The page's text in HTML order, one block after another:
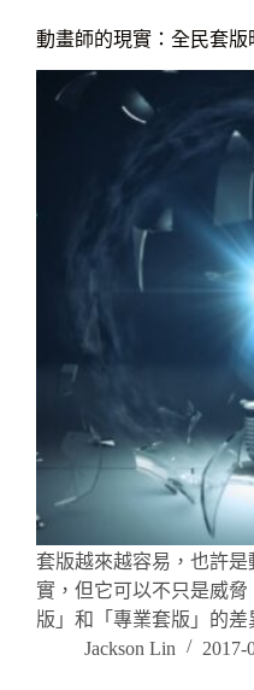
動畫師的現實：全民套版
套版越來越容易，也許
實，但它可以不只是威
版」和「專業套版」的差
Jackson Lin
2017-